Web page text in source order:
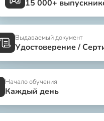
15 000+
Выдаваемый документ
Удостоверение /
Начало обучения
Каждый день